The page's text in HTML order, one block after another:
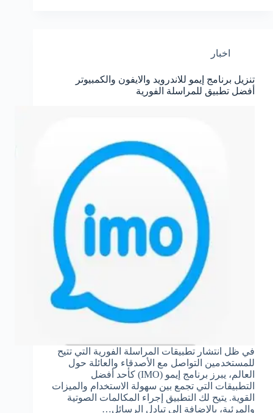
اخبار
تنزيل برنامج إيمو للاندرويد والايفون والكمبيوتر
أفضل تطبيق للمراسلة الفورية
في ظل انتشار تطبيقات المراسلة الفورية التي تتيح
للمستخدمين التواصل مع الأصدقاء والعائلة حول
العالم، يبرز برنامج إيمو (IMO) كأحد أفضل
التطبيقات التي تجمع بين سهولة الاستخدام والميزات
القوية. يتيح لك التطبيق إجراء المكالمات الصوتية
والمرئية، بالإضافة إلى تبادل الرسائل…